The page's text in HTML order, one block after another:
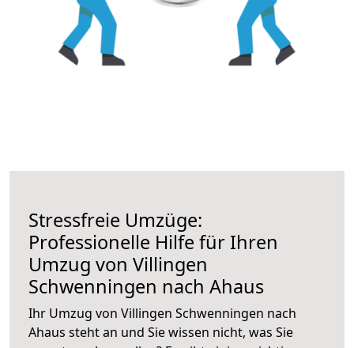
Stressfreie Umzüge:
Professionelle Hilfe für Ihren
Umzug von Villingen
Schwenningen nach Ahaus
Ihr Umzug von Villingen Schwenningen nach
Ahaus steht an und Sie wissen nicht, was Sie